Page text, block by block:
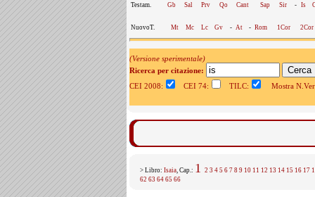
Testam.
Gb Sal Prv Qo Cant Sap Sir - Is
NuovoT. Mt Mc Lc Gv - At - Rom 1Cor 2Cor
(Versione sperimentale)
Ricerca per citazione:
CEI 2008:
CEI 74: TILC: Mostra
> Libro: Isaia, Cap.: 1 2 3 4 5 6 7 8 9 10 11 12 13 14 15 16 17
62 63 64 65 66